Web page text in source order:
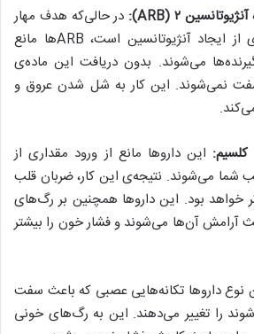
۲ ( ARB
): در حالی‌که هدف مهار
کننده‌های ACE جلوگیری از ایجاد آنژیوتانسین است، ARBها مانع
می‌شوند. بدون دریافت این ماده‌ی
نمی‌شوند. این کار به شل شدن عروق و
این داروها مانع از ورود مقداری از
شما می‌شوند. نتیجه‌ی این کار، ضربان قلب
خواهد بود. این داروها همچنین بر رگ‌های
آرامش آن‌ها می‌شوند و فشار خون را بیشتر
نوع داروها تکانه‌هایی عصبی که باعث سفت
را تغییر می‌دهند. این به رگ‌های خونی